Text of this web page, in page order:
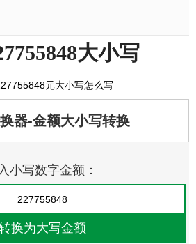
大小写
元大小写怎么写
器-金额大小写转换
小写数字金额：